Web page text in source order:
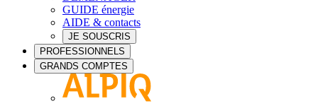
GUIDE énergie
AIDE & contacts
JE SOUSCRIS
PROFESSIONNELS
GRANDS COMPTES